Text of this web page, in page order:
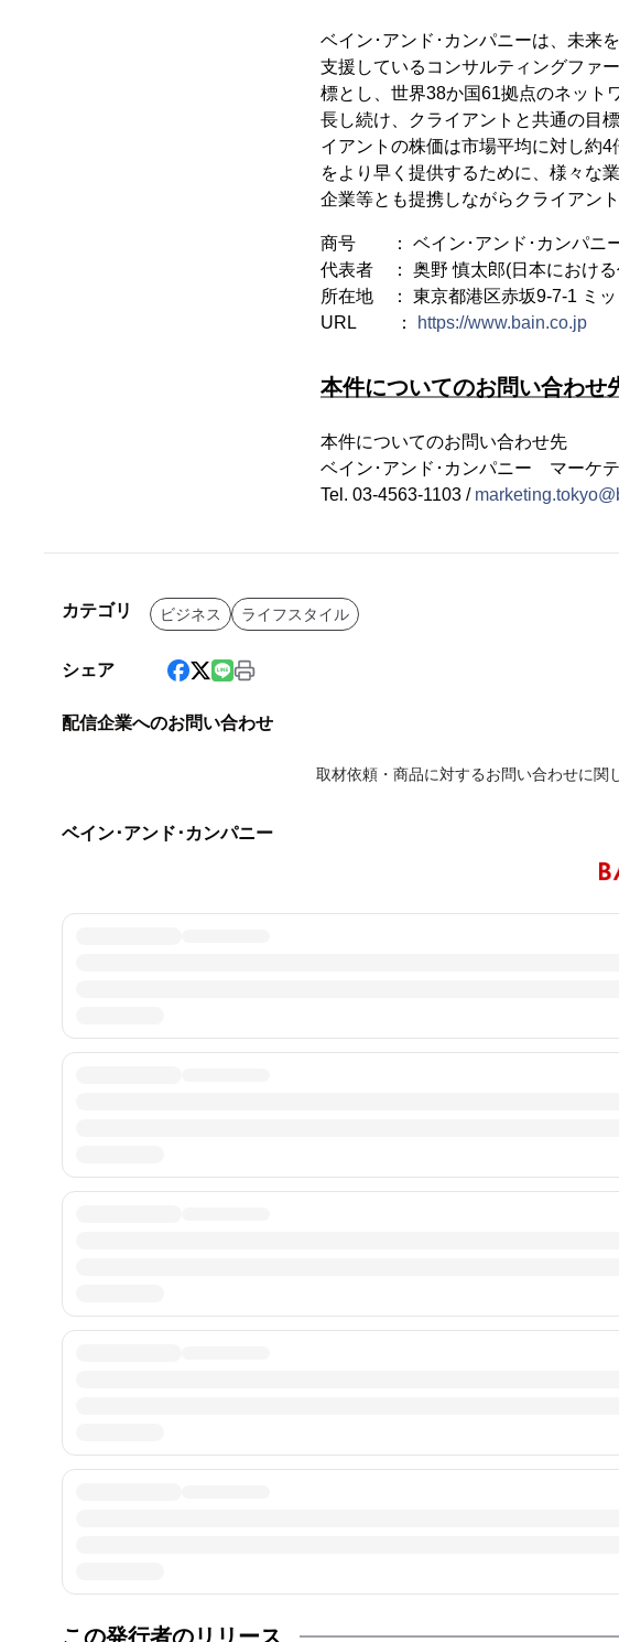
ベイン･アンド･カンパニーは、未来
支援しているコンサルティングファ
標とし、世界38か国61拠点のネット
長し続け、クライアントと共通の目
イアントの株価は市場平均に対し約
をより早く提供するために、様々な
企業等とも提携しながらクライアン
商号 ： ベイン･アンド･カンパニー
代表者 ： 奥野 慎太郎(日本における
所在地 ： 東京都港区赤坂9-7-1 ミ
URL ：
https://www.bain.co.jp
本件についてのお問い合わせ
本件についてのお問い合わせ先
ベイン･アンド･カンパニー マーケ
Tel. 03-4563-1103 /
カテゴリ ビジネス ライフスタイル
シェア
配信企業へのお問い合わせ
取材依頼・商品に対するお問い合わせに関
ベイン･アンド･カンパニー
この発行者のリリース